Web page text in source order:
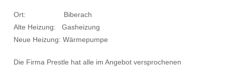
Ort: Biberach
Alte Heizung: Gasheizung
Neue Heizung: Wärmepumpe
Die Firma Prestle hat alle im Angebot versprochenen